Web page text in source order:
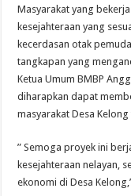
Masyarakat yang
kesejahteraan yang
kecerdasan otak
tangkapan yang
Ketua Umum BMBP
diharapkan dapat
masyarakat Desa
” Semoga proyek ini
kesejahteraan nelayan,
ekonomi di Desa